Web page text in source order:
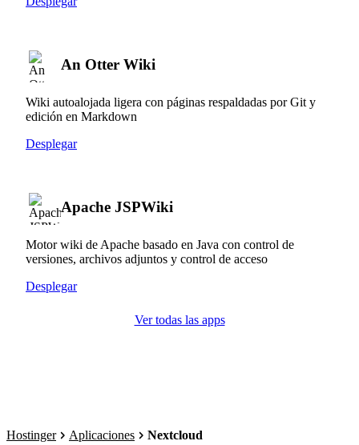
An Otter Wiki
Wiki autoalojada ligera con páginas respaldadas por Git y
edición en Markdown
Desplegar
Apache JSPWiki
Motor wiki de Apache basado en Java con control de
versiones, archivos adjuntos y control de acceso
Desplegar
Ver todas las apps
Hostinger Aplicaciones Nextcloud